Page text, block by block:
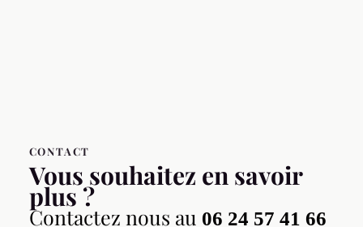
CONTACT
Vous souhaitez en savoir
plus ?
Contactez nous au 06 24 57 41 66